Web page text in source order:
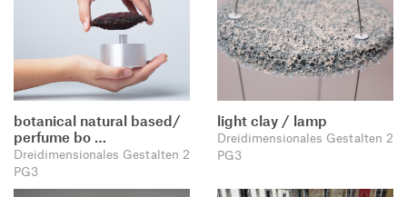
botanical natural based/
perfume bo …
Dreidimensionales Gestalten 2
PG3
light clay / lamp
Dreidimensionales Gestalten 2
PG3